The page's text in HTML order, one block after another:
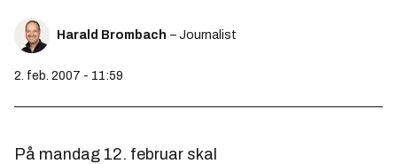
Harald Brombach – Journalist
2. feb. 2007 - 11:59
På mandag 12. februar skal